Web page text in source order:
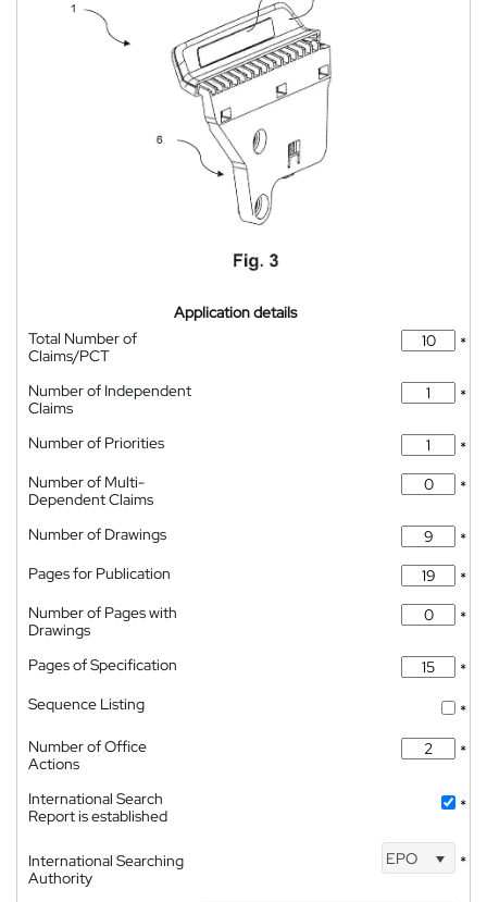
Application details
Total Number of
Claims/PCT
*
Number of Independent
Claims
*
Number of Priorities
*
Number of Multi-
Dependent Claims
*
Number of Drawings
*
Pages for Publication
*
Number of Pages with
Drawings
*
Pages of Specification
*
Sequence Listing
*
Number of Office
Actions
*
International Search
Report is established
*
International Searching
Authority
EPO *